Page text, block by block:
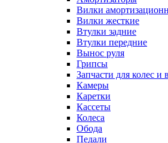
Вилки
Вилки жесткие
Втулки задние
Втулки передние
Вынос руля
Грипсы
Запчасти для колес и
Камеры
Каретки
Кассеты
Колеса
Обода
Педали